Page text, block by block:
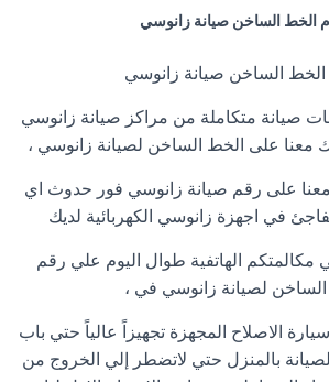
الخط الساخن صيانة زانوسي
الخط الساخن صيانة زانوسي
صيانة متكاملة من مراكز صيانة زانوسي
معنا على الخط الساخن لصيانة زانوسي ،
على رقم صيانة زانوسي فور حدوث اي
في اجهزة زانوسي الكهربائية لديك
مكالمتكم الهاتفية طوال اليوم علي رقم
لصيانة زانوسي في ،
الاصلاح المجهزة تجهيزاً عالياً حتي باب
بالمنزل حتي لاتضطر إلي الخروج من